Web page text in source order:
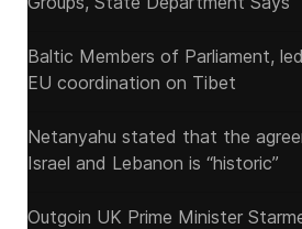
Baltic Members of Parliament,
EU coordination on Tibet
Netanyahu stated that the
Israel and Lebanon is “historic”
Outgoin UK Prime Minister